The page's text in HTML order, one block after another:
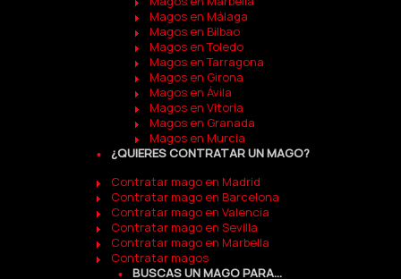
Magos en Málaga
Magos en Bilbao
Magos en Toledo
Magos en Tarragona
Magos en Girona
Magos en Ávila
Magos en Vitoria
Magos en Granada
Magos en Murcia
¿QUIERES CONTRATAR UN MAGO?
Contratar mago en Madrid
Contratar mago en Barcelona
Contratar mago en Valencia
Contratar mago en Sevilla
Contratar mago en Marbella
Contratar magos
BUSCAS UN MAGO PARA...